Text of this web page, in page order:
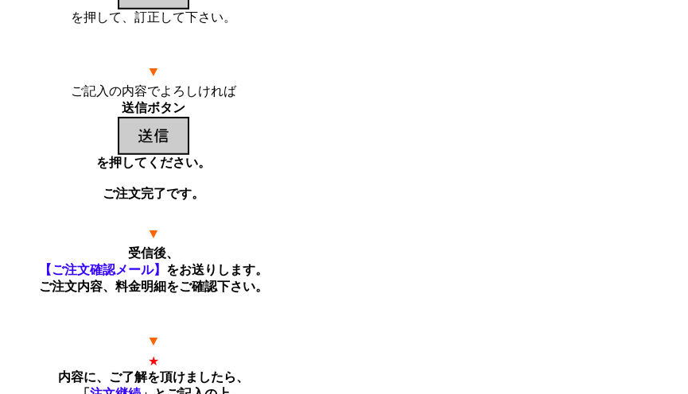
を押して、訂正して下さい。
▼
ご記入の内容でよろしければ
送信ボタン
を押してください。
ご注文完了です。
▼
受信後、
【ご注文確認メール】 をお送りします。
ご注文内容、料金明細をご確認下さい。
▼
★
内容に、ご了解を頂けましたら、